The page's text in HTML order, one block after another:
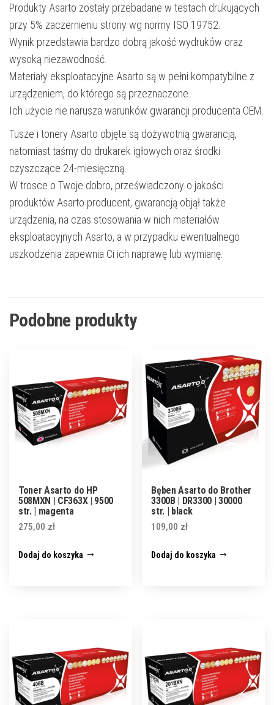
Produkty Asarto zostały przebadane w testach drukujących
przy 5% zaczernieniu strony wg normy ISO 19752.
Wynik przedstawia bardzo dobrą jakość wydruków oraz
wysoką niezawodność.
Materiały eksploatacyjne Asarto są w pełni kompatybilne z
urządzeniem, do którego są przeznaczone.
Ich użycie nie narusza warunków gwarancji producenta OEM.
Tusze i tonery Asarto objęte są dożywotnią gwarancją,
natomiast taśmy do drukarek igłowych oraz środki
czyszczące 24-miesięczną.
W trosce o Twoje dobro, przeświadczony o jakości
produktów Asarto producent, gwarancją objął także
urządzenia, na czas stosowania w nich materiałów
eksploatacyjnych Asarto, a w przypadku ewentualnego
uszkodzenia zapewnia Ci ich naprawę lub wymianę.
Podobne produkty
Toner Asarto do HP
508MXN | CF363X | 9500
str. | magenta
275,00 zł
Dodaj do koszyka
Bęben Asarto do Brother
3300B | DR3300 | 30000
str. | black
109,00 zł
Dodaj do koszyka